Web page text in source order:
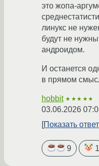
это жопа-
линукс не
будут не
андроидом.
И останется
в прямом
hobbit ★★★★★
03.06.2026
Показать
9 1